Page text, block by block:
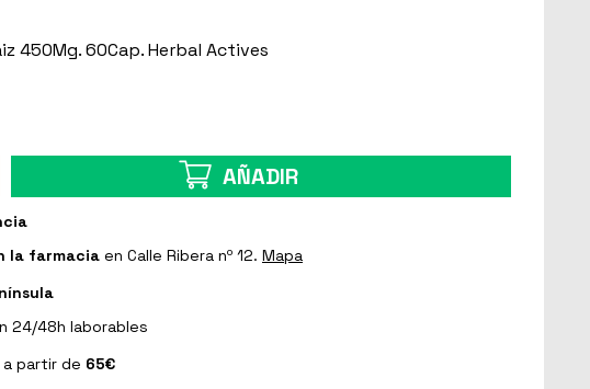
450Mg. 60Cap. Herbal Actives
AÑADIR
la farmacia en Calle Ribera nº 12. Mapa
24/48h laborables
a partir de 65€